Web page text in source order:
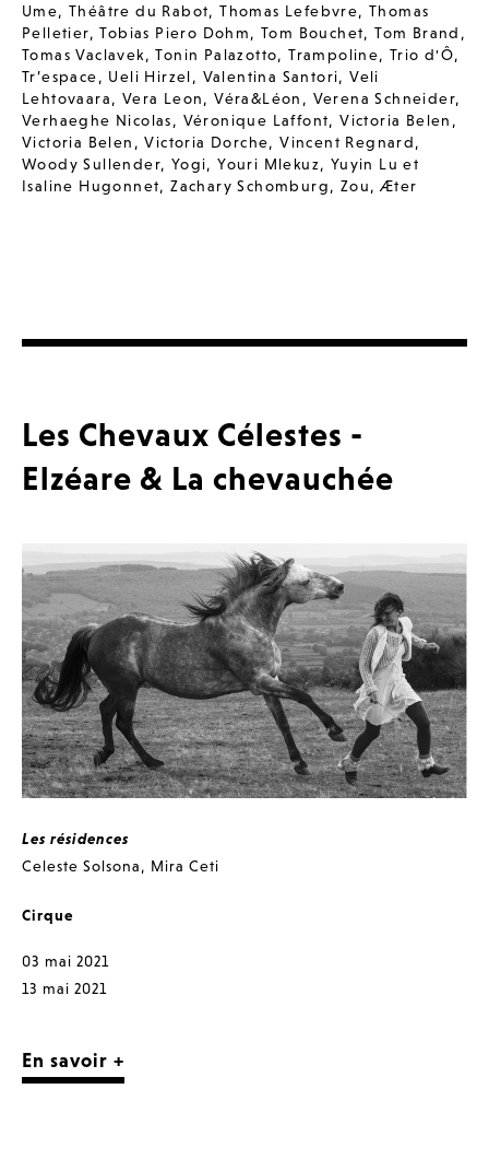
Ume,Théâtre du Rabot,Thomas Lefebvre,Thomas
Pelletier,Tobias Piero Dohm,Tom Bouchet,Tom Brand ,
Tomas Vaclavek,Tonin Palazotto,Trampoline,Trio d'Ô,
Tr’espace, Ueli Hirzel, Valentina Santori,Veli
Lehtovaara, Vera Leon,Véra&Léon , Verena Schneider,
Verhaeghe Nicolas, Véronique Laffont,Victoria Belen ,
Victoria Belen ,Victoria Dorche,Vincent Regnard,
Woody Sullender, Yogi,Youri Mlekuz, Yuyin Lu et
Isaline Hugonnet,Zachary Schomburg, Zou, Æter
Les Chevaux Célestes -
Elzéare & La chevauchée
Les résidences
Celeste Solsona, Mira Ceti
Cirque
03 mai 2021
13 mai 2021
En savoir +